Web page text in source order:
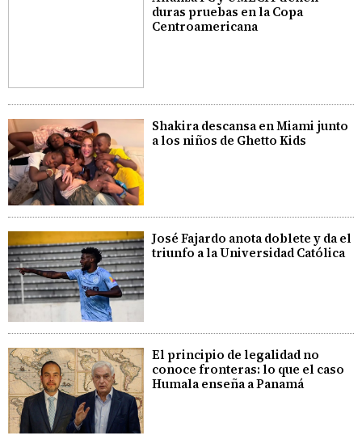
duras pruebas en la Copa
Centroamericana
Shakira descansa en Miami junto
a los niños de Ghetto Kids
José Fajardo anota doblete y da el
triunfo a la Universidad Católica
El principio de legalidad no
conoce fronteras: lo que el caso
Humala enseña a Panamá